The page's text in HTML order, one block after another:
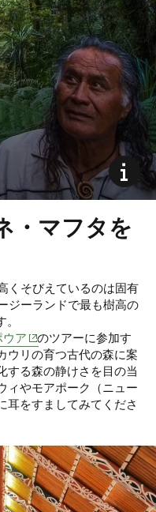
・マフタを
くそびえているのは固有
ジーランドで最も樹高の
in new window)
。
ウア (opens in new window)
のツアーに参加す
ウリの育つ古代の森に案
する森の静けさを目の当
ィやモアポーク（ニュー
耳をすましてみてくださ